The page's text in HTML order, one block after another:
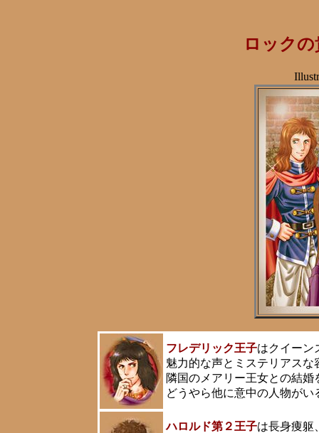
ロック
フレデリック王子はクイーン
魅力的な声とミステリアス
隣国のメアリー王女との結
どうやら他に意中の人物が
ハロルド第２王子は長身痩躯